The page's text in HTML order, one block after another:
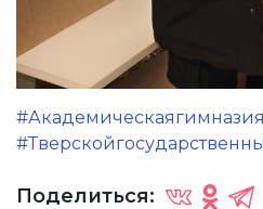
Поделиться: